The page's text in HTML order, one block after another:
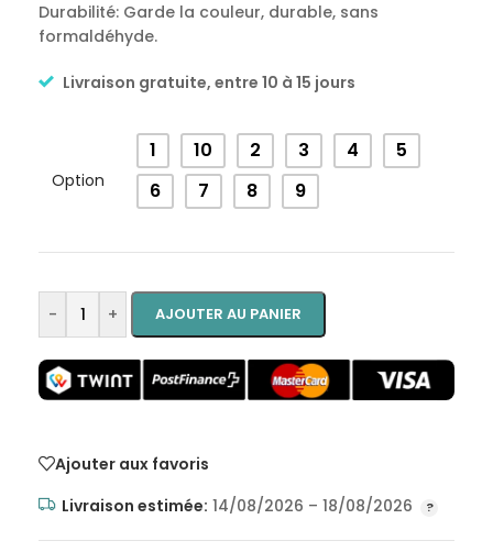
Durabilité: Garde la couleur, durable, sans
formaldéhyde.
Livraison gratuite, entre 10 à 15 jours
Option
1 10 2 3 4
5
6
7 8 9
- + AJOUTER AU PANIER
Ajouter aux favoris
Livraison estimée: 14/08/2026 – 18/08/2026